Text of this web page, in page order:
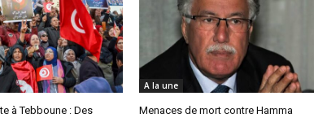
à Tebboune : Des
A la une
Menaces de mort contre Hamma